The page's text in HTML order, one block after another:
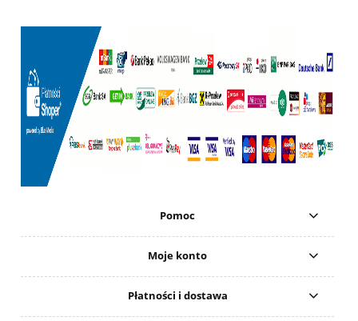
Pomoc
Moje konto
Płatności i dostawa